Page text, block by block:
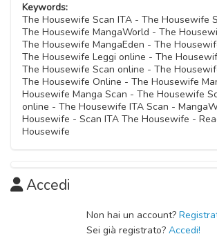
Keywords:
The Housewife Scan ITA - The Housewife
The Housewife MangaWorld - The
The Housewife MangaEden - The
The Housewife Leggi online - The
The Housewife Scan online - The
The Housewife Online - The Housewife
Housewife Manga Scan - The Housewife
online - The Housewife ITA Scan -
Housewife - Scan ITA The Housewife -
Housewife
Accedi
Non hai un account?
Sei già registrato? Accedi!